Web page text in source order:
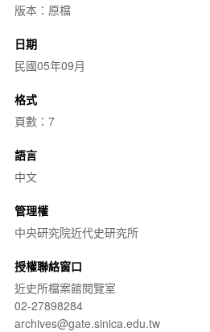
版本：原檔
日期
民國05年09月
格式
頁數：7
語言
中文
管理權
中央研究院近代史研究所
授權聯絡窗口
近史所檔案館閱覽室
02-27898284
archives@gate.sinica.edu.tw